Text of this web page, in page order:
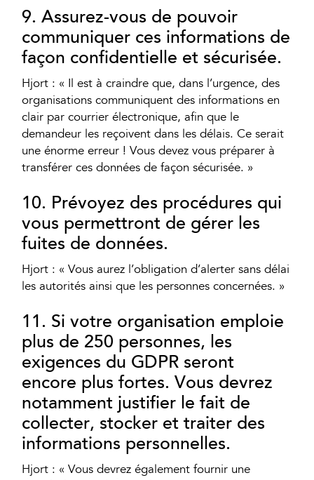
9. Assurez-vous de pouvoir
communiquer ces informations de
façon confidentielle et sécurisée.
Hjort : « Il est à craindre que, dans l’urgence, des
organisations communiquent des informations en
clair par courrier électronique, afin que le
demandeur les reçoivent dans les délais. Ce serait
une énorme erreur ! Vous devez vous préparer à
transférer ces données de façon sécurisée. »
10. Prévoyez des procédures qui
vous permettront de gérer les
fuites de données.
Hjort : « Vous aurez l’obligation d’alerter sans délai
les autorités ainsi que les personnes concernées. »
11. Si votre organisation emploie
plus de 250 personnes, les
exigences du GDPR seront
encore plus fortes. Vous devrez
notamment justifier le fait de
collecter, stocker et traiter des
informations personnelles.
Hjort : « Vous devrez également fournir une